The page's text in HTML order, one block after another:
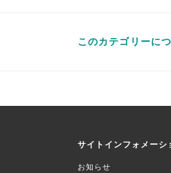
このカテゴリーに
サイトインフォメーシ
お知らせ